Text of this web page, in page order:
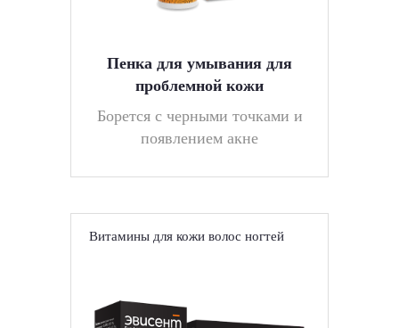
Пенка для умывания для
проблемной кожи
Борется с черными точками и
появлением акне
Витамины для кожи волос ногтей